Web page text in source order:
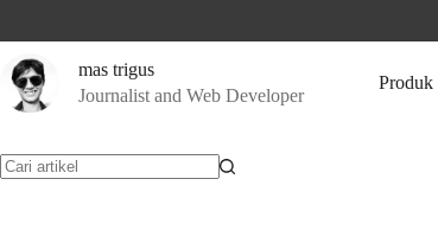
mas trigus
Journalist and Web Developer
Produk